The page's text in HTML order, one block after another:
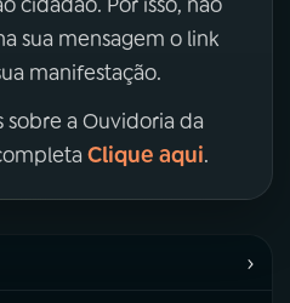
sua mensagem o link
manifestação.
sobre a Ouvidoria da
Clique aqui.
›